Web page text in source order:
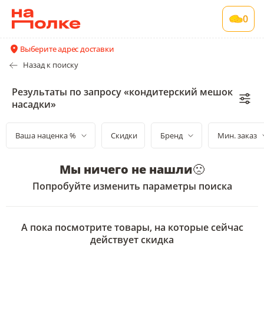
0
Выберите адрес доставки
Назад к поиску
Результаты по запросу «кондитерский мешок
насадки»
Ваша наценка % Скидки Бренд Мин. заказ
Мы ничего не нашли🙁
Попробуйте изменить параметры поиска
А пока посмотрите товары, на которые сейчас
действует скидка